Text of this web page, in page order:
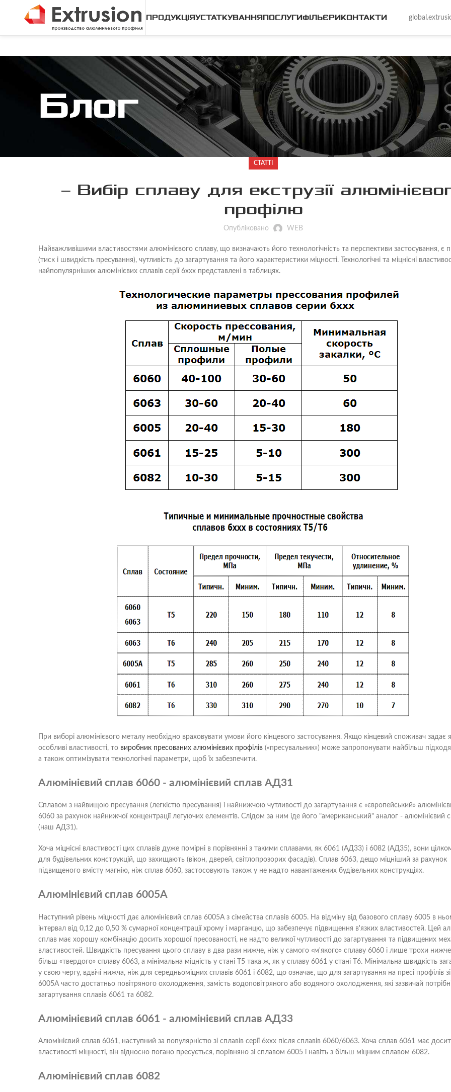
ПРОДУКЦІЯУСТАТКУВАННЯПОСЛУГИФІЛЬЄРИКОНТАКТИ
Блог
СТАТТІ
– Вибір сплаву для екструзії
профілю
Опубліковано WEB
Найважливішими властивостями алюмінієвого сплаву, що визначають його технологічність та перспективи застосування, є
(тиск і швидкість пресування), чутливість до загартування та його характеристики міцності. Технологічні та міцнісні
найпопулярніших алюмінієвих сплавів серії 6ххх представлені в таблицях.
При виборі алюмінієвого металу необхідно враховувати умови його кінцевого застосування. Якщо кінцевий споживач задає
особливі властивості, то виробник пресованих алюмінієвих профілів («пресувальник») може запропонувати найбільш
а також оптимізувати технологічні параметри, щоб їх забезпечити.
Алюмінієвий сплав 6060 - алюмінієвий сплав АД31
Сплавом з найвищою пресування (легкістю пресування) і найнижчою чутливості до загартування є «європейський»
6060 за рахунок найнижчої концентрації легуючих елементів. Слідом за ним іде його "американський" аналог - алюмінієвий
(наш АД31).
Хоча міцнісні властивості цих сплавів дуже помірні в порівнянні з такими сплавами, як 6061 (АД33) і 6082 (АД35), вони
для будівельних конструкцій, що захищають (вікон, дверей, світлопрозорих фасадів). Сплав 6063, дещо міцніший за рахунок
підвищеного вмісту магнію, ніж сплав 6060, застосовують також у не надто навантажених будівельних конструкціях.
Алюмінієвий сплав 6005A
Наступний рівень міцності дає алюмінієвий сплав 6005А з сімейства сплавів 6005. На відміну від базового сплаву 6005 в
інтервал від 0,12 до 0,50 % сумарної концентрації хрому і марганцю, що забезпечує підвищення в'язких властивостей. Цей
сплав має хорошу комбінацію досить хорошої пресованості, не надто великої чутливості до загартування та підвищених
властивостей. Швидкість пресування цього сплаву в два рази нижче, ніж у самого «м'якого» сплаву 6060 і лише трохи
більш «твердого» сплаву 6063, а мінімальна міцність у стані Т5 така ж, як у сплаву 6061 у стані Т6. Мінімальна швидкість
у свою чергу, вдвічі нижча, ніж для середньоміцних сплавів 6061 і 6082, що означає, що для загартування на пресі профілів
6005А часто достатньо повітряного охолодження, замість водоповітряного або водяного охолодження, які зазвичай
загартування сплавів 6061 та 6082.
Алюмінієвий сплав 6061 - алюмінієвий сплав АД33
Алюмінієвий сплав 6061, наступний за популярністю зі сплавів серії 6ххх після сплавів 6060/6063. Хоча сплав 6061 має
властивості міцності, він відносно погано пресується, порівняно зі сплавом 6005 і навіть з більш міцним сплавом 6082.
Алюмінієвий сплав 6082